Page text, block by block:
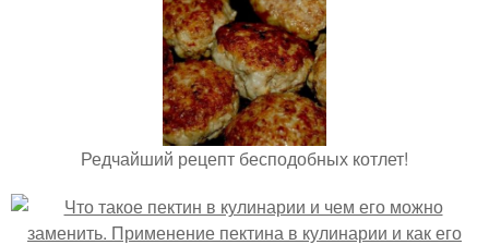
Редчайший рецепт бесподобных котлет!